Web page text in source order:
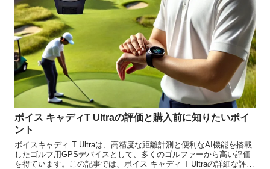
ボイス キャディT Ultraの評価と購入前に知りたいポイ
ント
ボイスキャディ T Ultraは、高精度な距離計測と便利なAI機能を搭載
したゴルフ用GPSデバイスとして、多くのゴルファーから高い評価
を得ています。この記事では、ボイス キャディ T Ultraの詳細な評価